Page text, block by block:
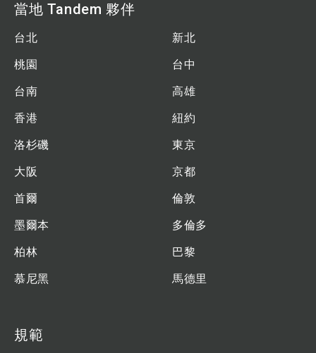
當地 Tandem 夥伴
台北
新北
桃園
台中
台南
高雄
香港
紐約
洛杉磯
東京
大阪
京都
首爾
倫敦
墨爾本
多倫多
柏林
巴黎
慕尼黑
馬德里
規範